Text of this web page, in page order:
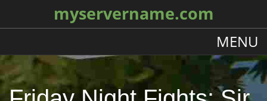
myservername.com
MENU